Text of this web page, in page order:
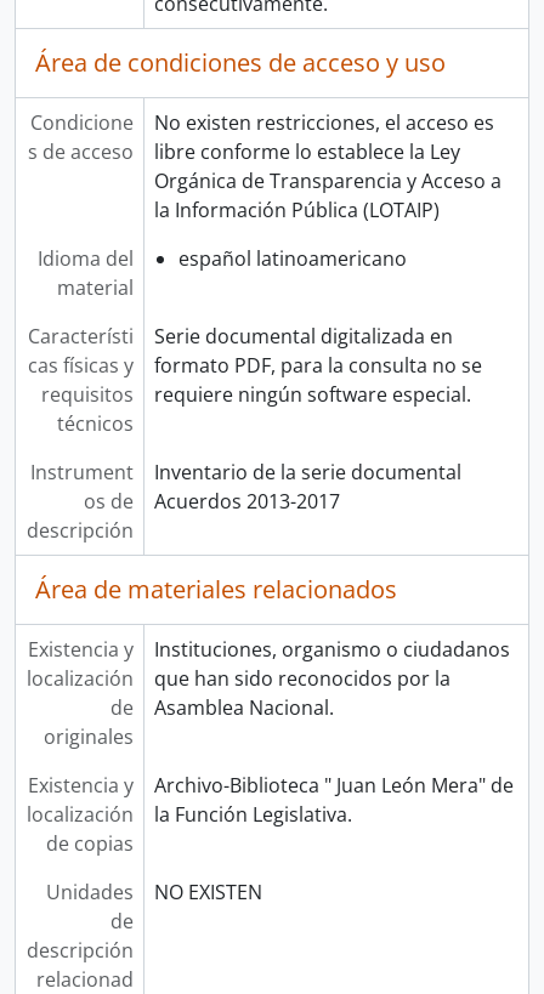
Área de condiciones de acceso y uso
Condicione
s de acceso
No existen restricciones, el acceso es
libre conforme lo establece la Ley
Orgánica de Transparencia y Acceso a
la Información Pública (LOTAIP)
Idioma del
material
español latinoamericano
Característi
cas físicas y
requisitos
técnicos
Serie documental digitalizada en
formato PDF, para la consulta no se
requiere ningún software especial.
Instrument
os de
descripción
Inventario de la serie documental
Acuerdos 2013-2017
Área de materiales relacionados
Existencia y
localización
de
originales
Instituciones, organismo o ciudadanos
que han sido reconocidos por la
Asamblea Nacional.
Existencia y
localización
de copias
Archivo-Biblioteca " Juan León Mera" de
la Función Legislativa.
Unidades
de
descripción
relacionad
NO EXISTEN